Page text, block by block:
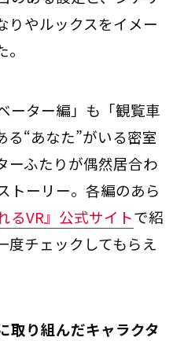
りやルックスをイメー
ーター編」も「観覧車
る“あなた”がいる密室
ーふたりが偶然居合わ
トーリー。各編のあら
るVR』公式サイトで紹
度チェックしてもらえ
取り組んだキャラクタ